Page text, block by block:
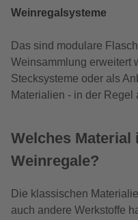
Weinregalsysteme
Das sind modulare
Weinsammlung erweitert
Stecksysteme oder als
Materialien - in der Regel
Welches Material
Weinregale?
Die klassischen
auch andere Werkstoffe